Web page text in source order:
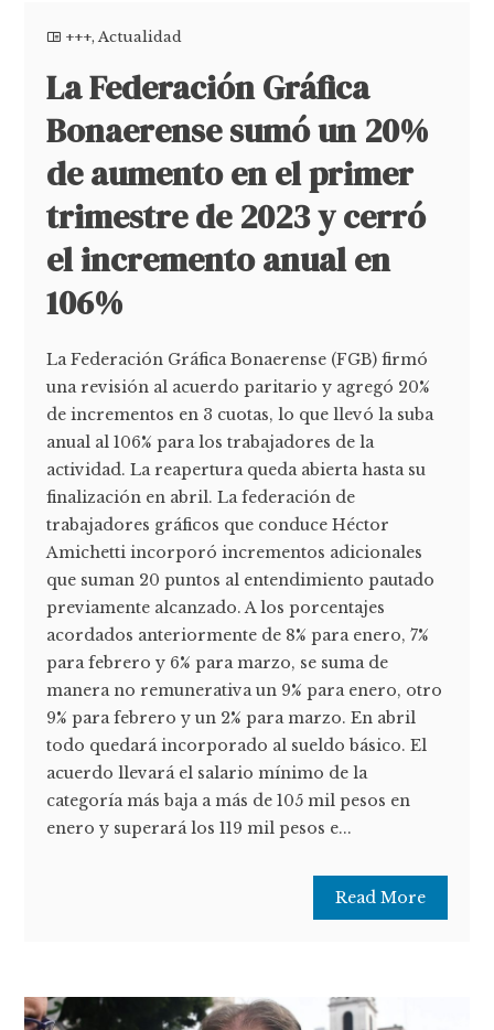
+++,Actualidad
La Federación Gráfica
Bonaerense sumó un 20%
de aumento en el primer
trimestre de 2023 y cerró
el incremento anual en
106%
La Federación Gráfica Bonaerense (FGB) firmó
una revisión al acuerdo paritario y agregó 20%
de incrementos en 3 cuotas, lo que llevó la suba
anual al 106% para los trabajadores de la
actividad. La reapertura queda abierta hasta su
finalización en abril. La federación de
trabajadores gráficos que conduce Héctor
Amichetti incorporó incrementos adicionales
que suman 20 puntos al entendimiento pautado
previamente alcanzado. A los porcentajes
acordados anteriormente de 8% para enero, 7%
para febrero y 6% para marzo, se suma de
manera no remunerativa un 9% para enero, otro
9% para febrero y un 2% para marzo. En abril
todo quedará incorporado al sueldo básico. El
acuerdo llevará el salario mínimo de la
categoría más baja a más de 105 mil pesos en
enero y superará los 119 mil pesos e...
Read More